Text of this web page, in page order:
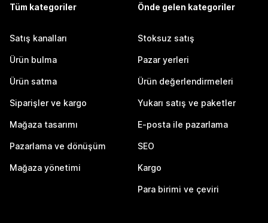
Tüm kategoriler
Satış kanalları
Ürün bulma
Ürün satma
Siparişler ve kargo
Mağaza tasarımı
Pazarlama ve dönüşüm
Mağaza yönetimi
Önde gelen kategoriler
Stoksuz satış
Pazar yerleri
Ürün değerlendirmeleri
Yukarı satış ve paketler
E-posta ile pazarlama
SEO
Kargo
Para birimi ve çeviri